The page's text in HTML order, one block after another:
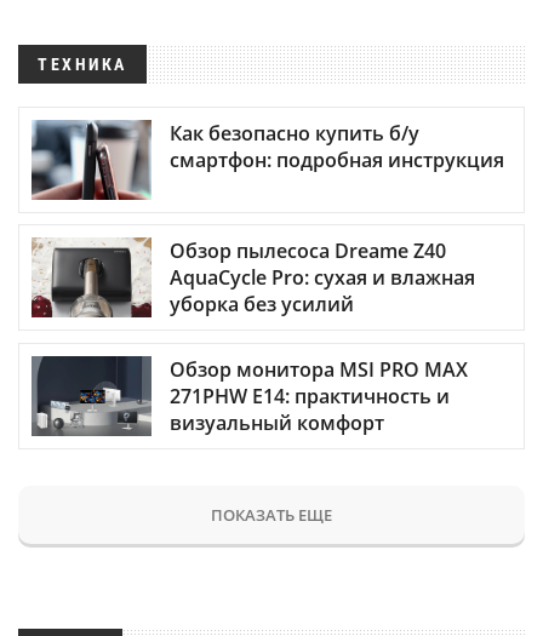
ТЕХНИКА
Как безопасно купить б/у
смартфон: подробная инструкция
Обзор пылесоса Dreame Z40
AquaCycle Pro: сухая и влажная
уборка без усилий
Обзор монитора MSI PRO MAX
271PHW E14: практичность и
визуальный комфорт
ПОКАЗАТЬ ЕЩЕ